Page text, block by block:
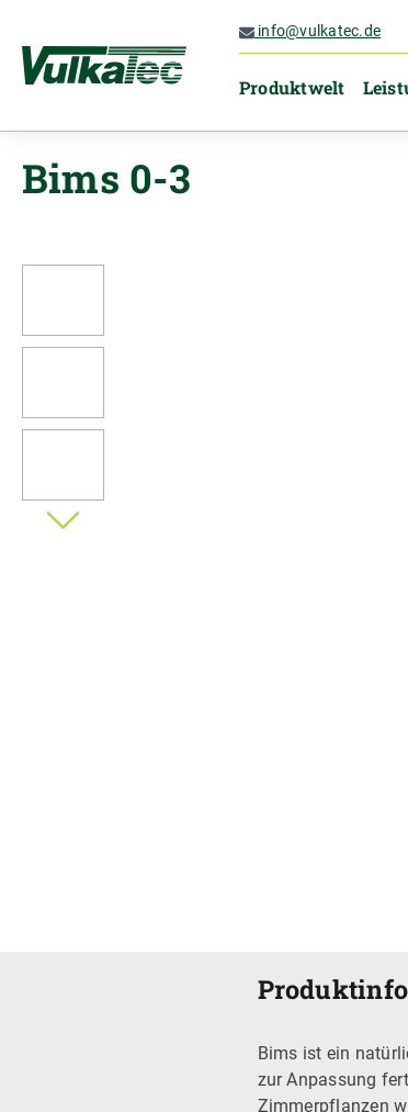
Zur Hauptnavigation springeninfo@vulkatec.de
Produktwelt
Bims 0-3
Bims ist ein
zur Anpassung
Zimmerpflanzen